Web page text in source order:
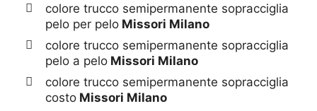
colore trucco semipermanente sopracciglia
pelo per pelo Missori Milano
colore trucco semipermanente sopracciglia
pelo a pelo Missori Milano
colore trucco semipermanente sopracciglia
costo Missori Milano